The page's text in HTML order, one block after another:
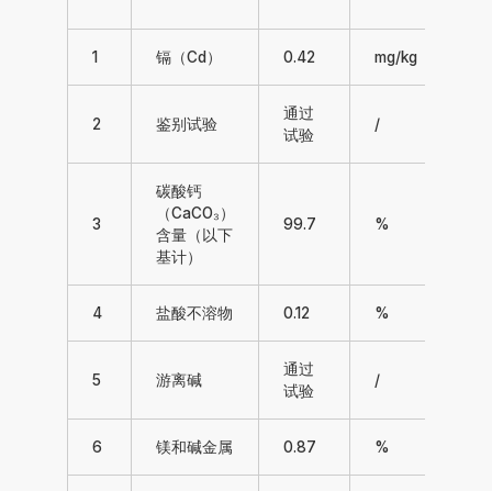
1 镉（Cd） 0.42 mg/kg
2 鉴别试验
通过
试验
/
3
碳酸钙
（CaCO₃）
含量（以下
基计）
99.7 %
4 盐酸不溶物 0.12 %
5 游离碱
通过
试验
/
6 镁和碱金属 0.87 %